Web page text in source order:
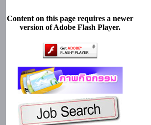
Content on this page requires a newer
version of Adobe Flash Player.